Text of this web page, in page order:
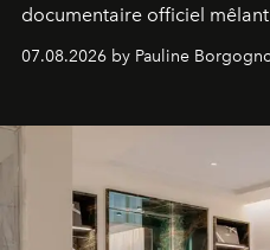
documentaire officiel
inédites et plongée dans les
générationnel.
07.08.2026 by Pauline